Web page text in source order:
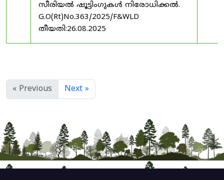
സീരിയൽ ഷൂട്ടിംഗുകൾ നിരോധിക്കൽ.
G.O(Rt)No.363/2025/F&WLD
തീയതി:26.08.2025
« Previous Next »